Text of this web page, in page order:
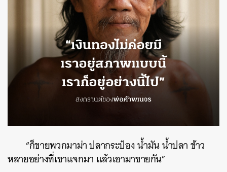
“ก็ขายพวกมาม่า ปลากระป๋อง น้ำมัน น้ำปลา ข้าว
หลายอย่างที่เขาแจกมา แล้วเอามาขายกัน”